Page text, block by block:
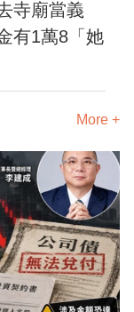
寺廟當義
有1萬8「她
More +